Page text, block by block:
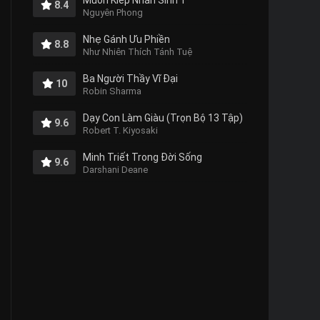
8.4
Nguyên Phong
8.8 Nhẹ Gánh Ưu Phiền
Như Nhiên Thích Tánh Tuệ
10 Ba Người Thầy Vĩ Đại
Robin Sharma
9.6 Dạy Con Làm Giàu (Trọn Bộ 13 Tập)
Robert T. Kiyosaki
9.6 Minh Triết Trong Đời Sống
Darshani Deane